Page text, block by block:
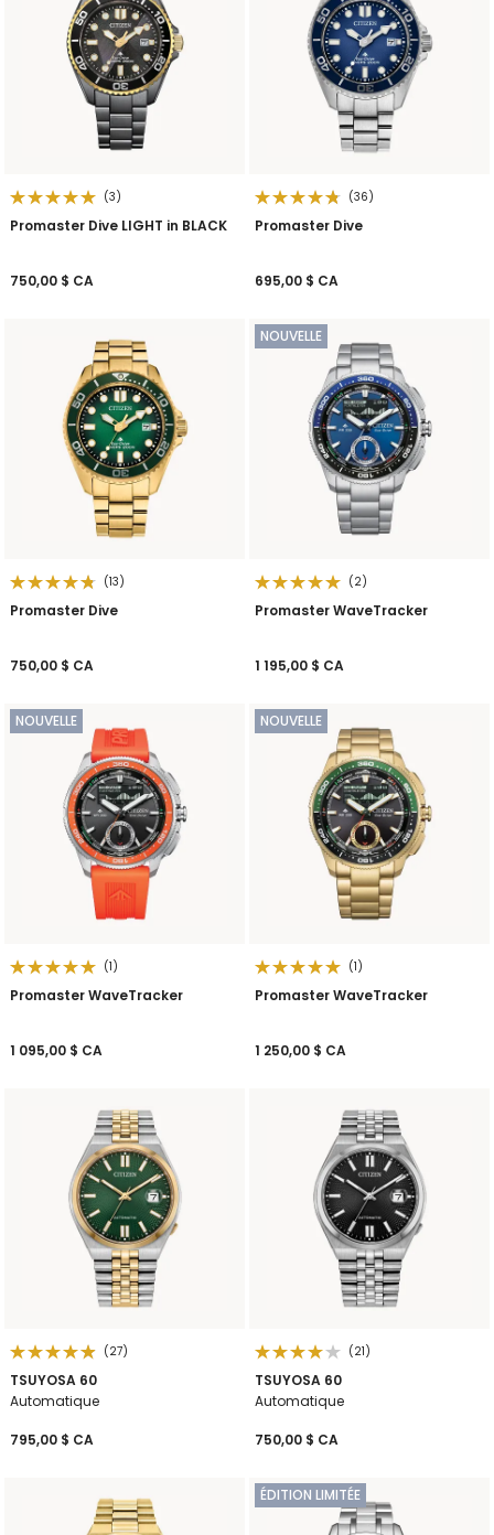
(3)
Promaster Dive LIGHT in BLACK
750,00 $ CA
(36)
Promaster Dive
695,00 $ CA
(13)
Promaster Dive
750,00 $ CA
NOUVELLE
(2)
Promaster WaveTracker
1 195,00 $ CA
NOUVELLE
(1)
Promaster WaveTracker
1 095,00 $ CA
NOUVELLE
(1)
Promaster WaveTracker
1 250,00 $ CA
(27)
TSUYOSA 60
Automatique
795,00 $ CA
(21)
TSUYOSA 60
Automatique
750,00 $ CA
ÉDITION LIMITÉE